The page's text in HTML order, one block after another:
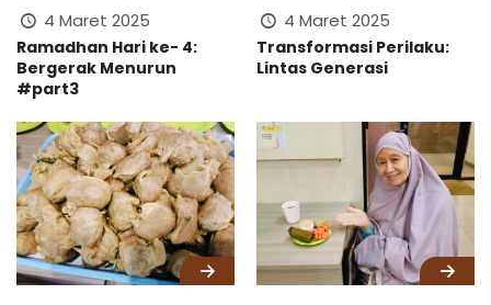
4 Maret 2025
Ramadhan Hari ke- 4:
Bergerak Menurun
#part3
4 Maret 2025
Transformasi Perilaku:
Lintas Generasi